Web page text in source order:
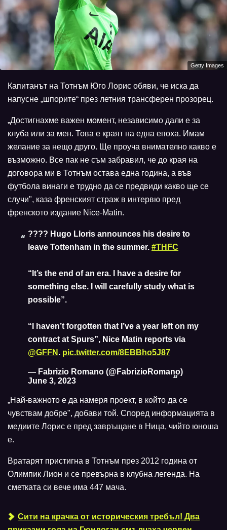
Getty Images
Капитанът на Тотнъм Юго Лорис обяви, че иска да
напусне „шпорите“ през летния трансферен прозорец.
„Достигнахме важен момент, независимо дали е за
клуба или за мен. Това е краят на една епоха. Имам
желание за нещо друго. Ще проуча внимателно какво е
възможно. Все пак не съм забравил, че до края на
договора ми в Тотнъм остава една година, а във
футбола винаги е трудно да се предвиди какво ще се
случи", каза френският страж в интервю пред
френското издание Nice-Matin.
???? Hugo Lloris announces his desire to
leave Tottenham in the summer. #THFC
“It’s the end of an era. I have a desire for
something else. I will carefully study what is
possible”.
“I haven’t forgotten that I’ve a year left on my
contract at Spurs”, Nice Matin reports via
@GFFN . pic.twitter.com/8EBBho5J87
— Fabrizio Romano (@FabrizioRomano)
June 3, 2023
„Най-важното е да намеря проект, в който да се
чувствам добре", добави той. Според информацията в
медиите Лорис е пред завръщане в Ница, чийто юноша
е.
Вратарят пристигна в Тотнъм през 2012 година от
Олимпик Лион и се превърна в клубна легенда. На
сметката си вече има 447 мача.
Сити на крачка от историческия требъл! Два